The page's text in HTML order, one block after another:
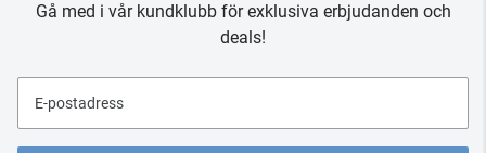
Gå med i vår kundklubb för exklusiva erbjudanden och
deals!
E-postadress